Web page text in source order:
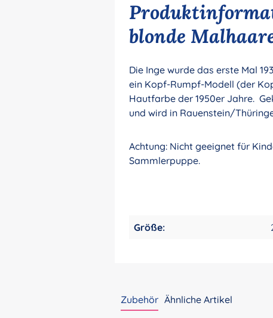
blonde
Die Inge wurde das erste Mal
ein Kopf-Rumpf-Modell (der
Hautfarbe der 1950er Jahre.
und wird in Rauenstein/
Achtung: Nicht geeignet für
Sammlerpuppe.
Größe:
Zubehör Ähnliche Artikel